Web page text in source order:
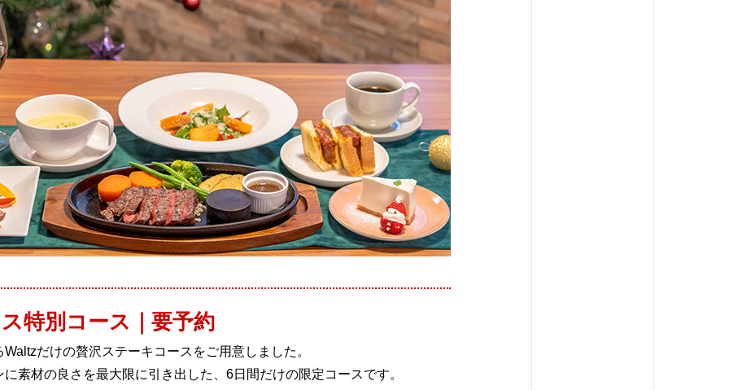
特別コース｜要予約
だけの贅沢ステーキコースをご用意しました。
素材の良さを最大限に引き出した、6日間だけの限定コースです。